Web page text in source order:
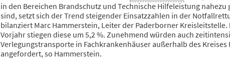
in den Bereichen Brandschutz und Technische Hilfeleistung nahezu
sind, setzt sich der Trend steigender Einsatzzahlen in der
bilanziert Marc Hammerstein, Leiter der Paderborner Kreisleitstelle.
Vorjahr stiegen diese um 5,2 %. Zunehmend würden auch
Verlegungstransporte in Fachkrankenhäuser außerhalb des Kreises
angefordert, so Hammerstein.